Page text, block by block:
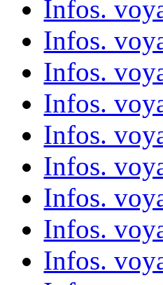
Infos.
Infos.
Infos.
Infos.
Infos.
Infos.
Infos.
Infos.
Infos.